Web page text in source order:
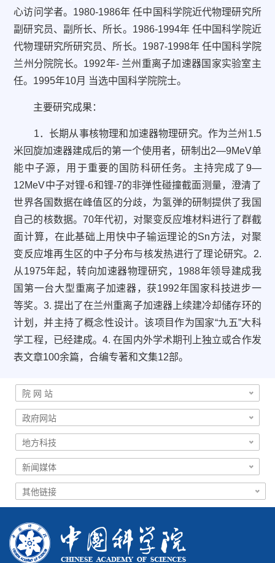
心访问学者。1980-1986年 任中国科学院近代物理研究所
副研究员、副所长、所长。1986-1994年 任中国科学院近
代物理研究所研究员、所长。1987-1998年 任中国科学院
兰州分院院长。1992年- 兰州重离子加速器国家实验室主
任。1995年10月 当选中国科学院院士。
主要研究成果：
1．长期从事核物理和加速器物理研究。作为兰州1.5
米回旋加速器建成后的第一个使用者，研制出2—9MeV单
能中子源，用于重要的国防科研任务。主持完成了9—
12MeV中子对锂-6和锂-7的非弹性碰撞截面测量，澄清了
世界各国数据在峰值区的分歧，为氢弹的研制提供了我国
自己的核数据。70年代初，对聚变反应堆材料进行了群截
面计算，在此基础上用快中子输运理论的Sn方法，对聚
变反应堆再生区的中子分布与核发热进行了理论研究。2.
从1975年起，转向加速器物理研究，1988年领导建成我
国第一台大型重离子加速器，获1992年国家科技进步一
等奖。3. 提出了在兰州重离子加速器上续建冷却储存环的
计划，并主持了概念性设计。该项目作为国家“九五”大科
学工程，已经建成。4. 在国内外学术期刊上独立或合作发
表文章100余篇，合编专著和文集12部。